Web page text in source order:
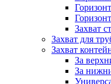
Захват
Захват для
Захват
За
За